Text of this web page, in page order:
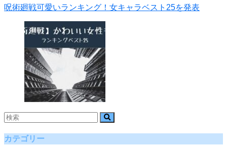
呪術廻戦可愛いランキング！女キャラベスト25を発表
カテゴリー